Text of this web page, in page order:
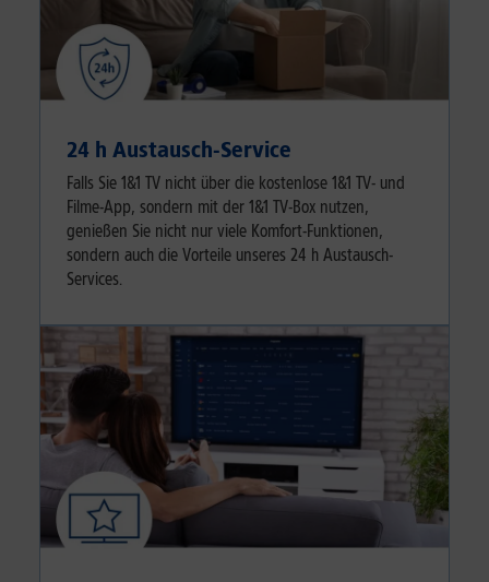
24 h Austausch-Service
Falls Sie 1&1 TV nicht über die kostenlose 1&1 TV- und
Filme-App, sondern mit der 1&1 TV-Box nutzen,
genießen Sie nicht nur viele Komfort-Funktionen,
sondern auch die Vorteile unseres 24 h Austausch-
Services.